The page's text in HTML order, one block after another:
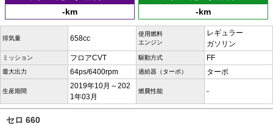
-km -km
排気量 658cc
使用燃料
エンジン
レギュラー
ガソリン
ミッション フロアCVT 駆動方式 FF
最大出力 64ps/6400rpm 過給器（ターボ） ターボ
生産期間
2019年10月～202
1年03月
燃費性能 -
セロ 660